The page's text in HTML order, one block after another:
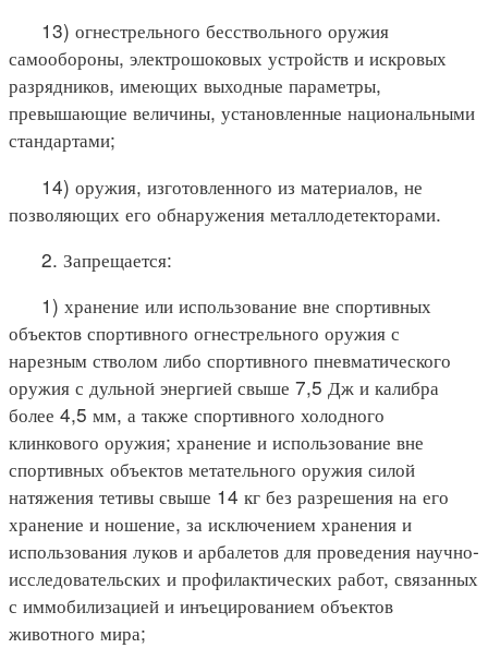
13) огнестрельного бесствольного оружия
самообороны, электрошоковых устройств и искровых
разрядников, имеющих выходные параметры,
превышающие величины, установленные национальными
стандартами;
14) оружия, изготовленного из материалов, не
позволяющих его обнаружения металлодетекторами.
2. Запрещается:
1) хранение или использование вне спортивных
объектов спортивного огнестрельного оружия с
нарезным стволом либо спортивного пневматического
оружия с дульной энергией свыше 7,5 Дж и калибра
более 4,5 мм, а также спортивного холодного
клинкового оружия; хранение и использование вне
спортивных объектов метательного оружия силой
натяжения тетивы свыше 14 кг без разрешения на его
хранение и ношение, за исключением хранения и
использования луков и арбалетов для проведения научно-
исследовательских и профилактических работ, связанных
с иммобилизацией и инъецированием объектов
животного мира;